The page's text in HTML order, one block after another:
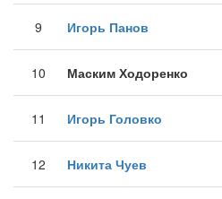
9 Игорь Панов
10 Маским Ходоренко
11 Игорь Головко
12 Никита Чуев